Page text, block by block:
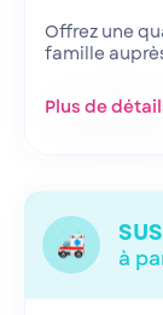
Offrez une
famille
Plus de
à